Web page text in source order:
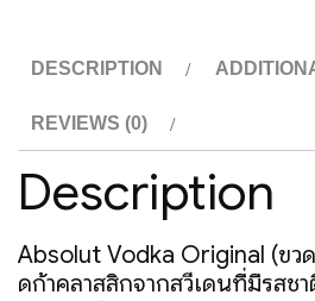
DESCRIPTION
REVIEWS (0)
Description
Absolut Vodka Original (ขว
ดก้าคลาสสิกจากสวีเดนที่มีรส